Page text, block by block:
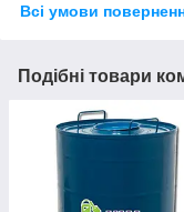
Всі умови
Подібні товари